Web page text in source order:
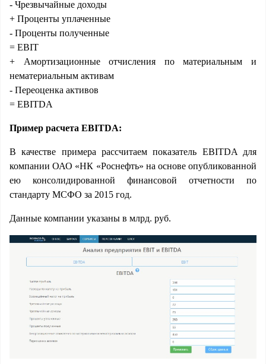
- Чрезвычайные доходы
+ Проценты уплаченные
- Проценты полученные
= EBIT
+ Амортизационные отчисления по материальным и
нематериальным активам
- Переоценка активов
= EBITDA
Пример расчета EBITDA:
В качестве примера рассчитаем показатель EBITDA для
компании ОАО «НК «Роснефть» на основе опубликованной
ею консолидированной финансовой отчетности по
стандарту МСФО за 2015 год.
Данные компании указаны в млрд. руб.